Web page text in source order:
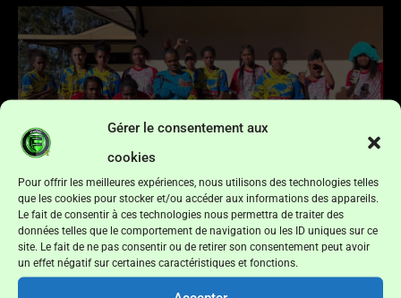
Gérer le consentement aux
cookies
Pour offrir les meilleures expériences, nous utilisons des technologies telles
que les cookies pour stocker et/ou accéder aux informations des appareils.
Le fait de consentir à ces technologies nous permettra de traiter des
données telles que le comportement de navigation ou les ID uniques sur ce
site. Le fait de ne pas consentir ou de retirer son consentement peut avoir
un effet négatif sur certaines caractéristiques et fonctions.
CHAMPIONNAT FEMININ I C’est parti dans le SUD !
04/08/2026